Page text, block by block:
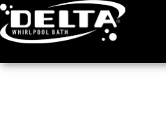
İçeriğe
atla